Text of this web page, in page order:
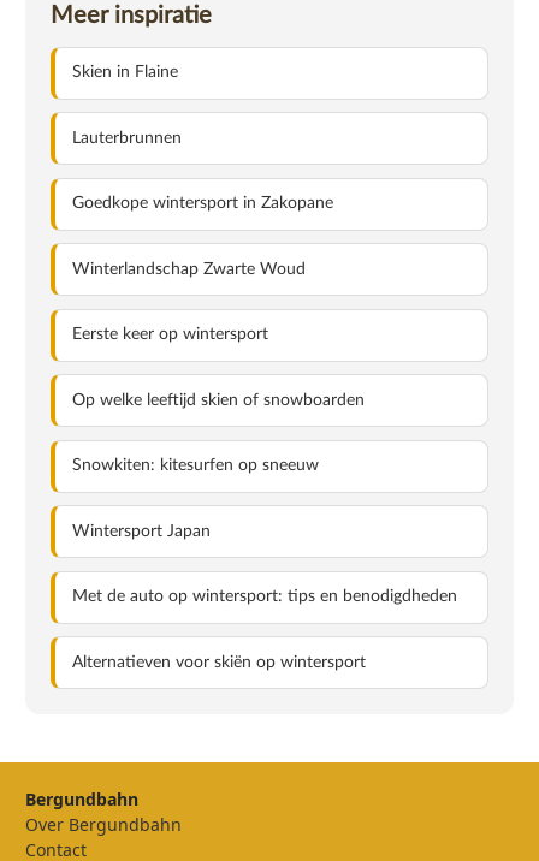
Meer inspiratie
Skien in Flaine
Lauterbrunnen
Goedkope wintersport in Zakopane
Winterlandschap Zwarte Woud
Eerste keer op wintersport
Op welke leeftijd skien of snowboarden
Snowkiten: kitesurfen op sneeuw
Wintersport Japan
Met de auto op wintersport: tips en benodigdheden
Alternatieven voor skiën op wintersport
Bergundbahn
Over Bergundbahn
Contact